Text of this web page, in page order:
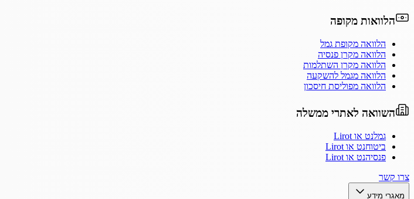
הלוואות מקופה
הלוואה מקופת גמל
הלוואה מקרן פנסיה
הלוואה מקרן השתלמות
הלוואה מגמל להשקעה
הלוואה מפוליסת חיסכון
השוואה לאתרי ממשלה
גמלנט או Lirot
ביטוחנט או Lirot
פנסיהנט או Lirot
צרו קשר
מאגרי מידע